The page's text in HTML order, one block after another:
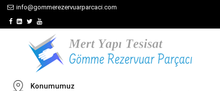
info@gommerezervuarparcaci.com
Konumumuz